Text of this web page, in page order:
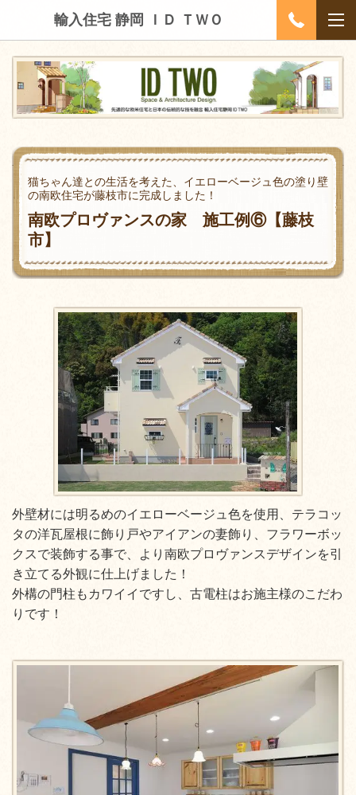
輸入住宅 静岡 ＩＤ ＴＷＯ
猫ちゃん達との生活を考えた、イエローベージュ色の塗り壁
の南欧住宅が藤枝市に完成しました！
南欧プロヴァンスの家 施工例⑥【藤枝
市】
外壁材には明るめのイエローベージュ色を使用、テラコッ
タの洋瓦屋根に飾り戸やアイアンの妻飾り、フラワーボッ
クスで装飾する事で、より南欧プロヴァンスデザインを引
き立てる外観に仕上げました！
外構の門柱もカワイイですし、古電柱はお施主様のこだわ
りです！